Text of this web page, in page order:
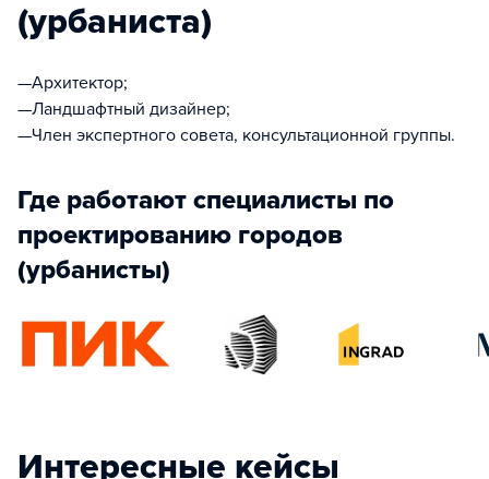
(урбаниста)
—Архитектор;
—Ландшафтный дизайнер;
—Член экспертного совета, консультационной группы.
Где работают специалисты по
проектированию городов
(урбанисты)
Интересные кейсы